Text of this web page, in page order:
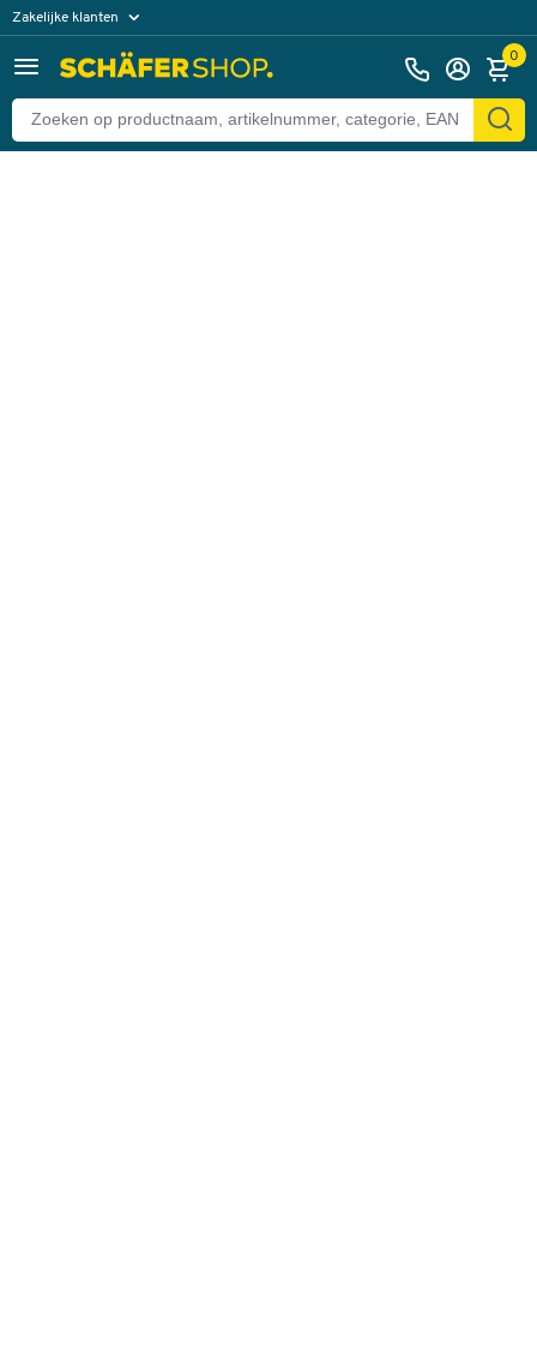
Zakelijke klanten
Particuliere klanten 0
Terug